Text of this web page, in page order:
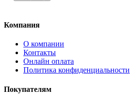
Компания
О компании
Контакты
Онлайн оплата
Политика конфиденциальности
Покупателям